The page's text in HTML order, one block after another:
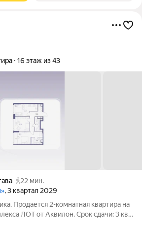
16 этаж из 43
22 мин.
, 3 квартал 2029
Продается 2-комнатная квартира на
ЛОТ от Аквилон. Срок сдачи: 3 кв.